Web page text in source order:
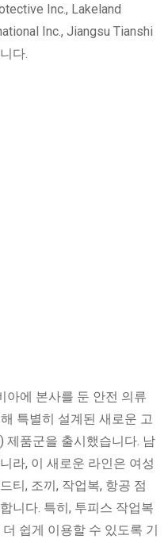
Inc., Lakeland
Inc., Jiangsu Tianshi
다.
아에 본사를 둔 안전 의류
특별히 설계된 새로운 고
제품군을 출시했습니다. 남
라, 이 새로운 라인은 여성
티, 조끼, 작업복, 항공 점
니다. 특히, 투피스 작업복
쉽게 이용할 수 있도록 기